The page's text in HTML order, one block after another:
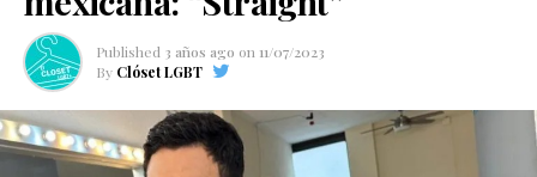
Published 3 años ago on 11/07/2023
By Clóset LGBT